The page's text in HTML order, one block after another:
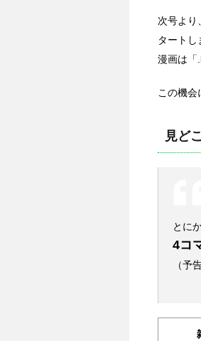
次号より
タートし
漫画は「
この機会
見ど
とに
4コ
（予